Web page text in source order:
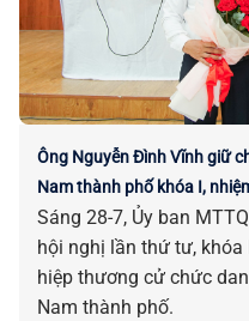
Ông Nguyễn Đình Vĩnh giữ
Nam thành phố khóa I,
Sáng 28-7, Ủy ban
hội nghị lần thứ tư,
hiệp thương cử chức
Nam thành phố.